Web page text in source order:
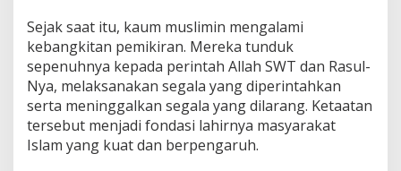
Sejak saat itu, kaum muslimin mengalami
kebangkitan pemikiran. Mereka tunduk
sepenuhnya kepada perintah Allah SWT dan Rasul-
Nya, melaksanakan segala yang diperintahkan
serta meninggalkan segala yang dilarang. Ketaatan
tersebut menjadi fondasi lahirnya masyarakat
Islam yang kuat dan berpengaruh.